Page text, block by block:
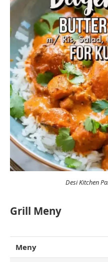
Desi Kitchen
Grill Meny
Meny